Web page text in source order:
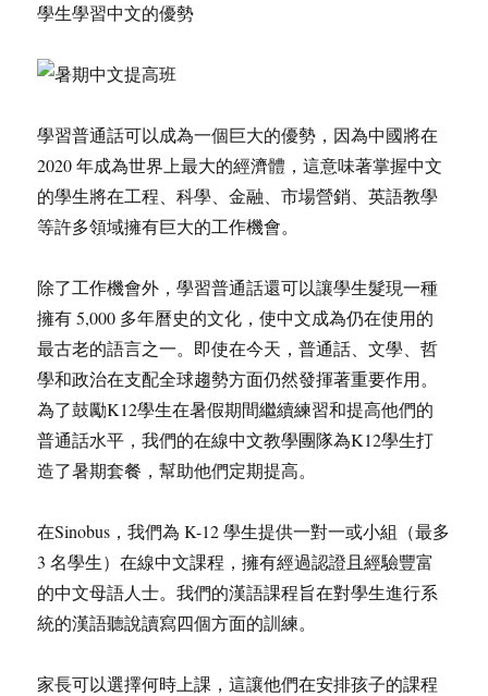
學生學習中文的優勢
學習普通話可以成為一個巨大的優勢，因為中國將在
2020 年成為世界上最大的經濟體，這意味著掌握中文
的學生將在工程、科學、金融、市場營銷、英語教學
等許多領域擁有巨大的工作機會。
除了工作機會外，學習普通話還可以讓學生髮現一種
擁有 5,000 多年曆史的文化，使中文成為仍在使用的
最古老的語言之一。即使在今天，普通話、文學、哲
學和政治在支配全球趨勢方面仍然發揮著重要作用。
為了鼓勵K12學生在暑假期間繼續練習和提高他們的
普通話水平，我們的在線中文教學團隊為K12學生打
造了暑期套餐，幫助他們定期提高。
在Sinobus，我們為 K-12 學生提供一對一或小組（最多
3 名學生）在線中文課程，擁有經過認證且經驗豐富
的中文母語人士。我們的漢語課程旨在對學生進行系
統的漢語聽說讀寫四個方面的訓練。
家長可以選擇何時上課，這讓他們在安排孩子的課程